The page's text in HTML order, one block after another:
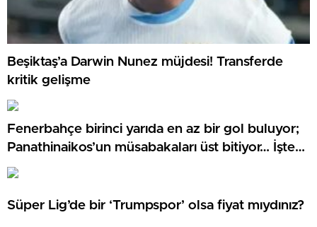
Beşiktaş’a Darwin Nunez müjdesi! Transferde
kritik gelişme
Fenerbahçe birinci yarıda en az bir gol buluyor;
Panathinaikos’un müsabakaları üst bitiyor… İşte
Misli’den Günün Tüyoları!
Süper Lig’de bir ‘Trumpspor’ olsa fiyat mıydınız?